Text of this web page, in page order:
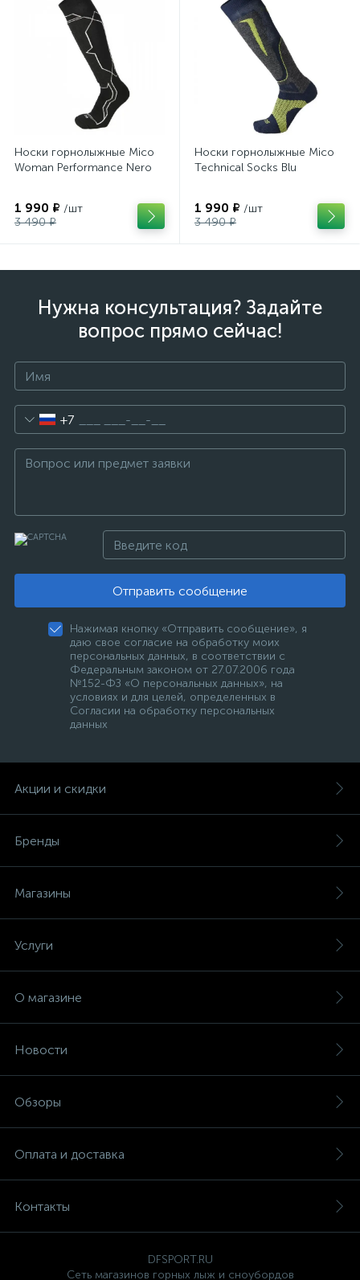
Носки горнолыжные Mico
Woman Performance Nero
1 990 ₽ /шт
3 490 ₽
Носки горнолыжные Mico
Technical Socks Blu
1 990 ₽ /шт
3 490 ₽
Нужна консультация? Задайте
вопрос прямо сейчас!
+7
Отправить сообщение
Нажимая кнопку «Отправить сообщение», я
даю свое согласие на обработку моих
персональных данных, в соответствии с
Федеральным законом от 27.07.2006 года
№152-ФЗ «О персональных данных», на
условиях и для целей, определенных в
Согласии на обработку персональных
данных
Акции и скидки
Бренды
Магазины
Услуги
О магазине
Новости
Обзоры
Оплата и доставка
Контакты
DFSPORT.RU
Сеть магазинов горных лыж и сноубордов